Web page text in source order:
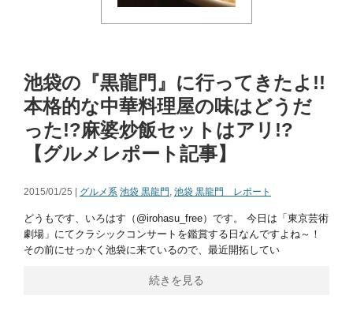
池袋の『黒龍門』に行ってきたよ!!
本格的な中華料理屋の味はどうだ
った!?麻婆炒飯セットはアリ!?
【グルメレポート記事】
2015/01/25 | グルメ系 池袋 黒龍門, 池袋 黒龍門 レポート
どうもです、いろはす（@irohasu_free）です。 今日は「東京芸術
劇場」にてクラシックコンサートを鑑賞する日なんですよね～！
その前にせっかく池袋に来ているので、最近開拓してい
続きを見る